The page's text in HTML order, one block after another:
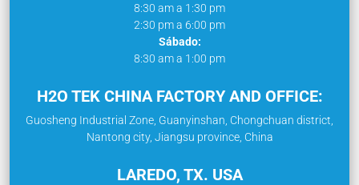
8:30 am a 1:30 pm
2:30 pm a 6:00 pm
Sábado:
8:30 am a 1:00 pm
H2O TEK CHINA FACTORY AND OFFICE:
Guosheng Industrial Zone, Guanyinshan, Chongchuan district,
Nantong city, Jiangsu province, China
LAREDO, TX. USA